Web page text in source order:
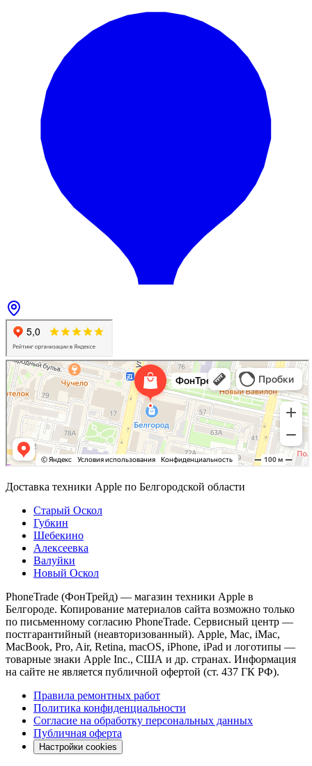
Доставка техники Apple по Белгородской области
Старый Оскол
Губкин
Шебекино
Алексеевка
Валуйки
Новый Оскол
PhoneTrade (ФонТрейд) — магазин техники Apple в
Белгороде. Копирование материалов сайта возможно только
по письменному согласию PhoneTrade. Сервисный центр —
постгарантийный (неавторизованный). Apple, Mac, iMac,
MacBook, Pro, Air, Retina, macOS, iPhone, iPad и логотипы —
товарные знаки Apple Inc., США и др. странах. Информация
на сайте не является публичной офертой (ст. 437 ГК РФ).
Правила ремонтных работ
Политика конфиденциальности
Согласие на обработку персональных данных
Публичная оферта
Настройки cookies